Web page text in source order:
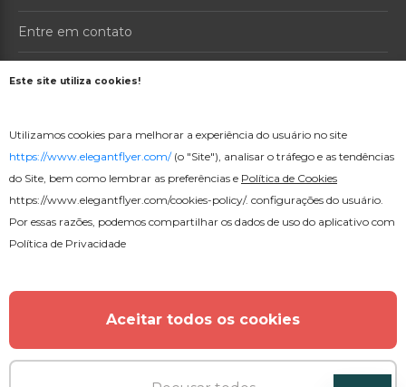
Entre em contato
Sobre nós
Preços
Criador online
16000+ Modelos de Flyer PSD Gratuitos © 2026. Todos os
Direitos Reservados.
Este site utiliza cookies!
Utilizamos cookies para melhorar a experiência do usuário no site
https://www.elegantflyer.com/(o "Site"), analisar o tráfego e as tendências
do Site, bem como lembrar as preferências e Política de Cookies
https://www.elegantflyer.com/cookies-policy/. configurações do usuário.
Por essas razões, podemos compartilhar os dados de uso do aplicativo com
Política de Privacidade
Aceitar todos os cookies